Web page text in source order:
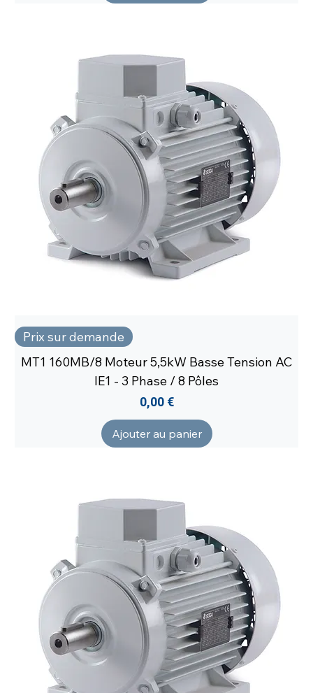
Prix sur demande
MT1 160MB/8 Moteur 5,5kW Basse Tension AC
IE1 - 3 Phase / 8 Pôles
Prix
0,00 €
Ajouter au panier